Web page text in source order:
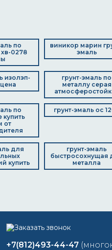
по
0278
виникор марин
эмаль
изолэп-
грунт-эмаль по
металлу серая
по
купить
от
грунт-эмаль ос
для
купить
грунт-эмаль
быстросохнущая
металла
+7(812)493-44-47